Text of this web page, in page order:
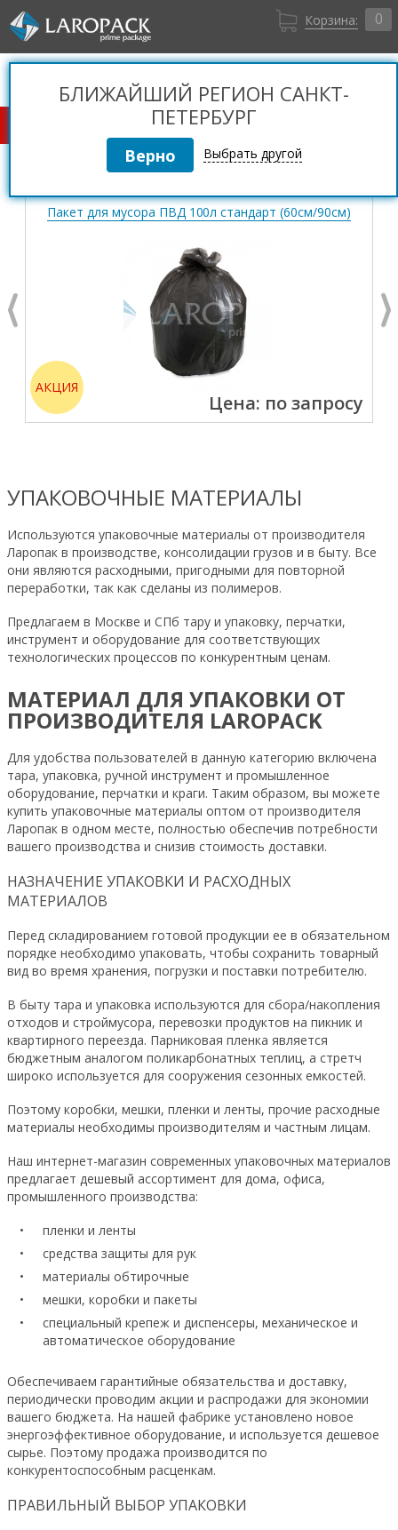
Корзина: 0
Санкт-Петербург
+7 (812) 309 36 06
Вход
Регистрация
КАТАЛОГ ТОВАРОВ
БЛИЖАЙШИЙ РЕГИОН САНКТ-
ПЕТЕРБУРГ
Выбрать другой
АКЦИЯ
Пакет для мусора ПВД 100л стандарт (60см/90см)
Цена: по запросу
УПАКОВОЧНЫЕ МАТЕРИАЛЫ
Используются упаковочные материалы от производителя
Ларопак в производстве, консолидации грузов и в быту. Все
они являются расходными, пригодными для повторной
переработки, так как сделаны из полимеров.
Предлагаем в Москве и СПб тару и упаковку, перчатки,
инструмент и оборудование для соответствующих
технологических процессов по конкурентным ценам.
МАТЕРИАЛ ДЛЯ УПАКОВКИ ОТ
ПРОИЗВОДИТЕЛЯ LAROPACK
Для удобства пользователей в данную категорию включена
тара, упаковка, ручной инструмент и промышленное
оборудование, перчатки и краги. Таким образом, вы можете
купить упаковочные материалы оптом от производителя
Ларопак в одном месте, полностью обеспечив потребности
вашего производства и снизив стоимость доставки.
НАЗНАЧЕНИЕ УПАКОВКИ И РАСХОДНЫХ
МАТЕРИАЛОВ
Перед складированием готовой продукции ее в обязательном
порядке необходимо упаковать, чтобы сохранить товарный
вид во время хранения, погрузки и поставки потребителю.
В быту тара и упаковка используются для сбора/накопления
отходов и строймусора, перевозки продуктов на пикник и
квартирного переезда. Парниковая пленка является
бюджетным аналогом поликарбонатных теплиц, а стретч
широко используется для сооружения сезонных емкостей.
Поэтому коробки, мешки, пленки и ленты, прочие расходные
материалы необходимы производителям и частным лицам.
Наш интернет-магазин современных упаковочных материалов
предлагает дешевый ассортимент для дома, офиса,
промышленного производства:
пленки и ленты
средства защиты для рук
материалы обтирочные
мешки, коробки и пакеты
специальный крепеж и диспенсеры, механическое и
автоматическое оборудование
Обеспечиваем гарантийные обязательства и доставку,
периодически проводим акции и распродажи для экономии
вашего бюджета. На нашей фабрике установлено новое
энергоэффективное оборудование, и используется дешевое
сырье. Поэтому продажа производится по
конкурентоспособным расценкам.
ПРАВИЛЬНЫЙ ВЫБОР УПАКОВКИ